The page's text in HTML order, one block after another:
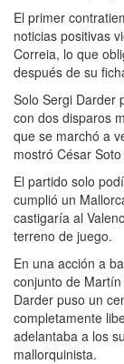
El primer
noticias positivas
Correia, lo que
después de su
Solo Sergi Darder
con dos disparos
que se marchó a
mostró César
El partido solo
cumplió un
castigaría al
terreno de juego.
En una acción a
conjunto de
Darder puso un
completamente
adelantaba a los
mallorquinista.